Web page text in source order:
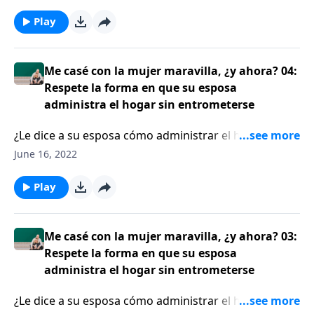
halagar la belleza externa de su esposa, sino que
deliberadamente se enfoquen en las cualidades que
amabilidad, por ejemplo. Cuando Jess MacCallum se
casó con una mujer de carácter fuerte. No se había
dado cuenta de lo fuerte que era su esposa, hasta
Play
Me casé con la mujer maravilla, ¿y ahora? 04:
Respete la forma en que su esposa
administra el hogar sin entrometerse
¿Le dice a su esposa cómo administrar el hogar? Si es
así, será mejor que lo reconsidere. El escritor Jess
usualmente es el castillo de un varón, pero es el nido
de una mujer. Por lo tanto, un esposo sabio no
su esposa.
June 16, 2022
Play
Me casé con la mujer maravilla, ¿y ahora? 03:
Respete la forma en que su esposa
administra el hogar sin entrometerse
¿Le dice a su esposa cómo administrar el hogar? Si es